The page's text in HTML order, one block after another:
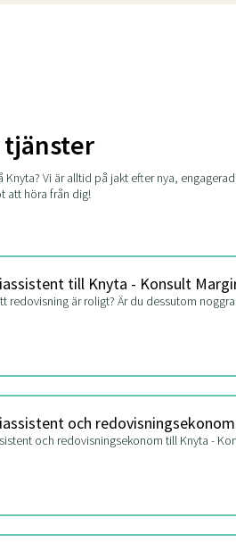
tjänster
Knyta? Vi är alltid på jakt efter nya,
att höra från dig!
till Knyta - Konsult
redovisning är roligt? Är du dessutom
och redovisningsekonom
och redovisningsekonom till Knyta -